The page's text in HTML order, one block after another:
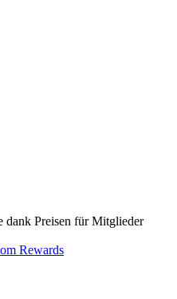
dank Preisen für Mitglieder
Rewards